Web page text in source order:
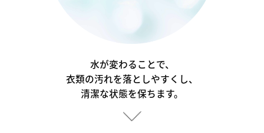
水が変わることで、
衣類の汚れを落としやすくし、
清潔な状態を保ちます。